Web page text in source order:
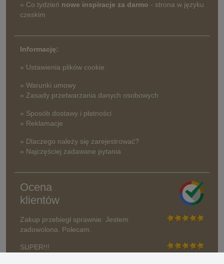
» Co tydzień nowe inspiracje za darmo - strona w języku
czeskim
Informację:
» Ustawienia plików cookie
» Warunki umowy
» Zasady przetwarzania danych osobowych
» Sposób dostawy i płatności
» Reklamacje
» Dlaczego należy się zarejestrować?
» Najczęściej zadawane pytania
Ocena
klientów
Zakup przebiegł sprawnie. Jestem
zadowolona. Polecam.
SUPER!!!